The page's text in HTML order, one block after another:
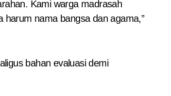
Kami warga madrasah
harum nama bangsa dan agama,”
bahan evaluasi demi